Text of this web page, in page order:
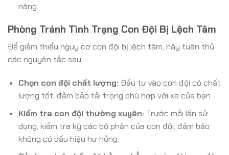
nâng.
Phòng Tránh Tình Trạng Con Đội Bị Lệch Tâm
Để giảm thiểu nguy cơ con đội bị lệch tâm, hãy tuân thủ
các nguyên tắc sau:
Chọn con đội chất lượng: Đầu tư vào con đội có chất
lượng tốt, đảm bảo tải trọng phù hợp với xe của bạn.
Kiểm tra con đội thường xuyên: Trước mỗi lần sử
dụng, kiểm tra kỹ các bộ phận của con đội, đảm bảo
không có dấu hiệu hư hỏng.